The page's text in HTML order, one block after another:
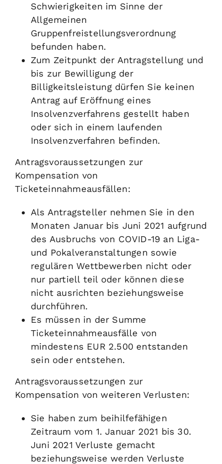
Schwierigkeiten im Sinne der
Allgemeinen
Gruppenfreistellungsverordnung
befunden haben.
Zum Zeitpunkt der Antragstellung und
bis zur Bewilligung der
Billigkeitsleistung dürfen Sie keinen
Antrag auf Eröffnung eines
Insolvenzverfahrens gestellt haben
oder sich in einem laufenden
Insolvenzverfahren befinden.
Antragsvoraussetzungen zur
Kompensation von
Ticketeinnahmeausfällen:
Als Antragsteller nehmen Sie in den
Monaten Januar bis Juni 2021 aufgrund
des Ausbruchs von COVID-19 an Liga-
und Pokalveranstaltungen sowie
regulären Wettbewerben nicht oder
nur partiell teil oder können diese
nicht ausrichten beziehungsweise
durchführen.
Es müssen in der Summe
Ticketeinnahmeausfälle von
mindestens EUR 2.500 entstanden
sein oder entstehen.
Antragsvoraussetzungen zur
Kompensation von weiteren Verlusten:
Sie haben zum beihilfefähigen
Zeitraum vom 1. Januar 2021 bis 30.
Juni 2021 Verluste gemacht
beziehungsweise werden Verluste